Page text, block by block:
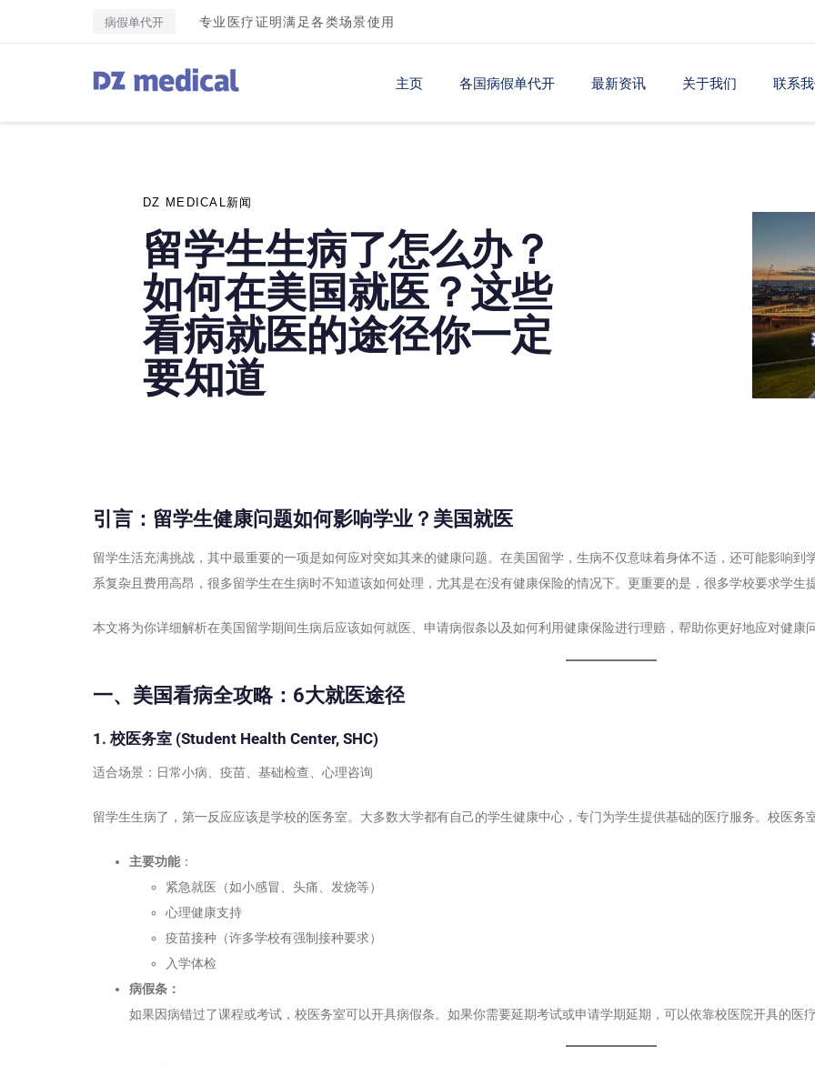
病假单代开 专业医疗证明满足各类场景使用
主页 各国病假单代开 最新资讯 关于我们 联系
DZ MEDICAL新闻
留学生生病了怎么办？
如何在美国就医？这些
看病就医的途径你一定
要知道
引言：留学生健康问题如何影响学业？ 美国就医
留学生活充满挑战，其中最重要的一项是如何应对突如其来的健康问题。在美国留学，生病不仅意味着身体不适，还可能影响
系复杂且费用高昂，很多留学生在生病时不知道该如何处理，尤其是在没有健康保险的情况下。更重要的是，很多学校要求学生
本文将为你详细解析在美国留学期间生病后应该如何就医、申请病假条以及如何利用健康保险进行理赔，帮助你更好地应对健康
一、美国看病全攻略：6大就医途径
1. 校医务室 (Student Health Center, SHC)
适合场景：日常小病、疫苗、基础检查、心理咨询
留学生生病了，第一反应应该是学校的医务室。大多数大学都有自己的学生健康中心，专门为学生提供基础的医疗服务。校医务
主要功能 ：
紧急就医（如小感冒、头痛、发烧等）
心理健康支持
疫苗接种（许多学校有强制接种要求）
入学体检
病假条：
如果因病错过了课程或考试，校医务室可以开具病假条。如果你需要延期考试或申请学期延期，可以依靠校医院开具的医